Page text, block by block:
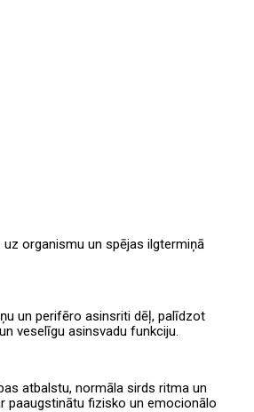
organismu un spējas ilgtermiņā
un perifēro asinsriti dēļ, palīdzot
veselīgu asinsvadu funkciju.
atbalstu, normāla sirds ritma un
paaugstinātu fizisko un emocionālo